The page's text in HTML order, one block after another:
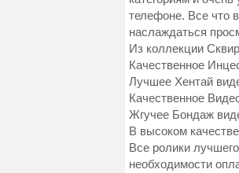
телефоне. Все что
наслаждаться
Из коллекции
Качественное
Лучшее Хентай
Качественное
Жгучее Бондаж
В высоком
Все ролики
необходимости